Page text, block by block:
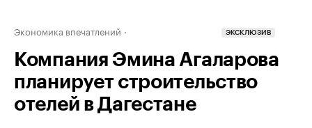
Экономика впечатлений ЭКСКЛЮЗИВ
Компания Эмина Агаларова
планирует строительство
отелей в Дагестане